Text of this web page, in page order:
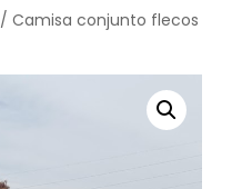
/ Camisa conjunto flecos